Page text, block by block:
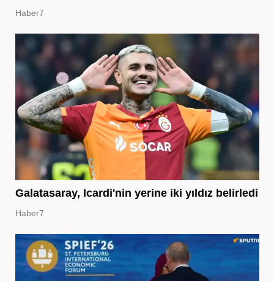
Haber7
Galatasaray, Icardi'nin yerine iki yıldız belirledi
Haber7